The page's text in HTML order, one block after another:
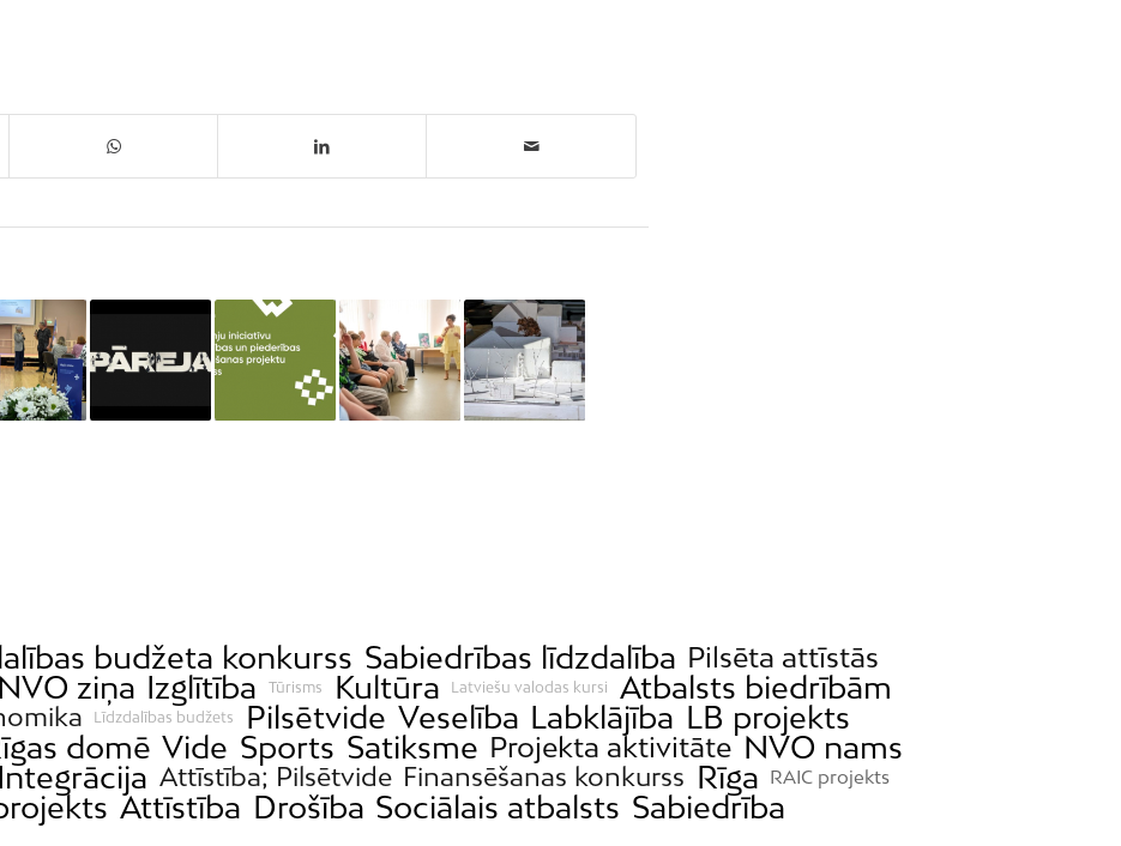
budžeta konkurss Sabiedrības līdzdalība Pilsēta attīstās
NVO ziņa Izglītība Tūrisms Kultūra Latviešu valodas kursi Atbalsts biedrībām
Līdzdalības budžets Pilsētvide Veselība Labklājība LB projekts
domē Vide Sports Satiksme Projekta aktivitāte NVO nams
Integrācija Attīstība; Pilsētvide Finansēšanas konkurss Rīga RAIC projekts
Attīstība Drošība Sociālais atbalsts Sabiedrība